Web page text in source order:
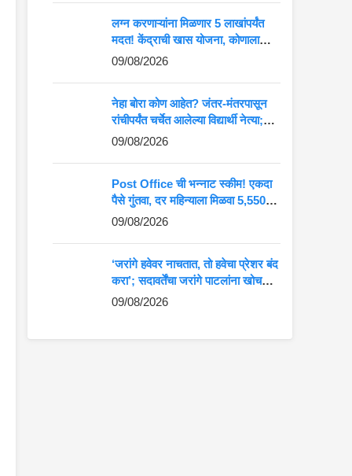
लग्न करणाऱ्यांना मिळणार 5 लाखांपर्यंत
मदत! केंद्राची खास योजना, कोणाला
मिळणार लाभ?
09/08/2026
नेहा बोरा कोण आहेत? जंतर-मंतरपासून
रांचीपर्यंत चर्चेत आलेल्या विद्यार्थी नेत्या;
जाणून घ्या शिक्षण आणि राजकीय प्रवास
09/08/2026
Post Office ची भन्नाट स्कीम! एकदा
पैसे गुंतवा, दर महिन्याला मिळवा 5,550
रुपयांची कमाई
09/08/2026
‘जरांगे हवेवर नाचतात, तो हवेचा प्रेशर बंद
करा’; सदावर्तेंचा जरांगे पाटलांना खोचक
टोला
09/08/2026